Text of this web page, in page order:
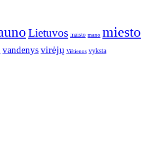
Lietuvos maisto mano miesto
vandenysvirėjų Vištienos vyksta